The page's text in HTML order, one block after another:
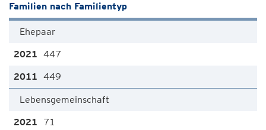
Familien nach Familientyp
Ehepaar
447
449
Lebensgemeinschaft
71